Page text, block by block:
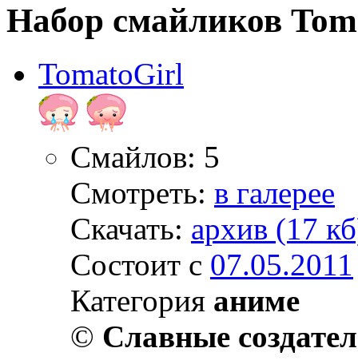
Набор смайликов
TomatoGirl
Смайлов: 5
Смотреть: в галерее
Скачать: архив (17
Состоит с 07.05.2011
Категория аниме
© Славные